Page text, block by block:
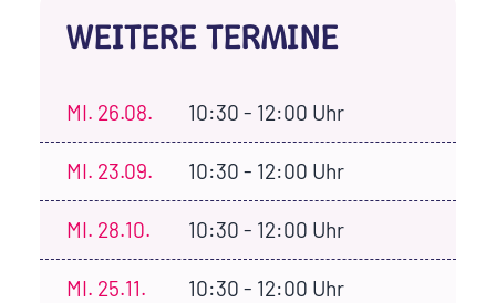
WEITERE TERMINE
MI. 26.08. 10:30 - 12:00 Uhr
MI. 23.09. 10:30 - 12:00 Uhr
MI. 28.10. 10:30 - 12:00 Uhr
MI. 25.11. 10:30 - 12:00 Uhr